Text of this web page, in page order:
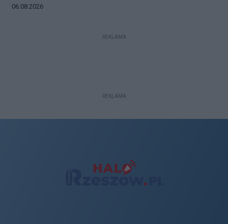
Data dodania galerii:
06.08.2026
REKLAMA
REKLAMA